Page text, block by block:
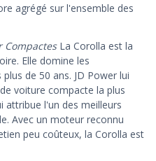
agrégé sur l'ensemble des
CompactesLa Corolla est la
Elle domine les
de 50 ans. JD Power lui
voiture compacte la plus
attribue l'un des meilleurs
Avec un moteur reconnu
peu coûteux, la Corolla est